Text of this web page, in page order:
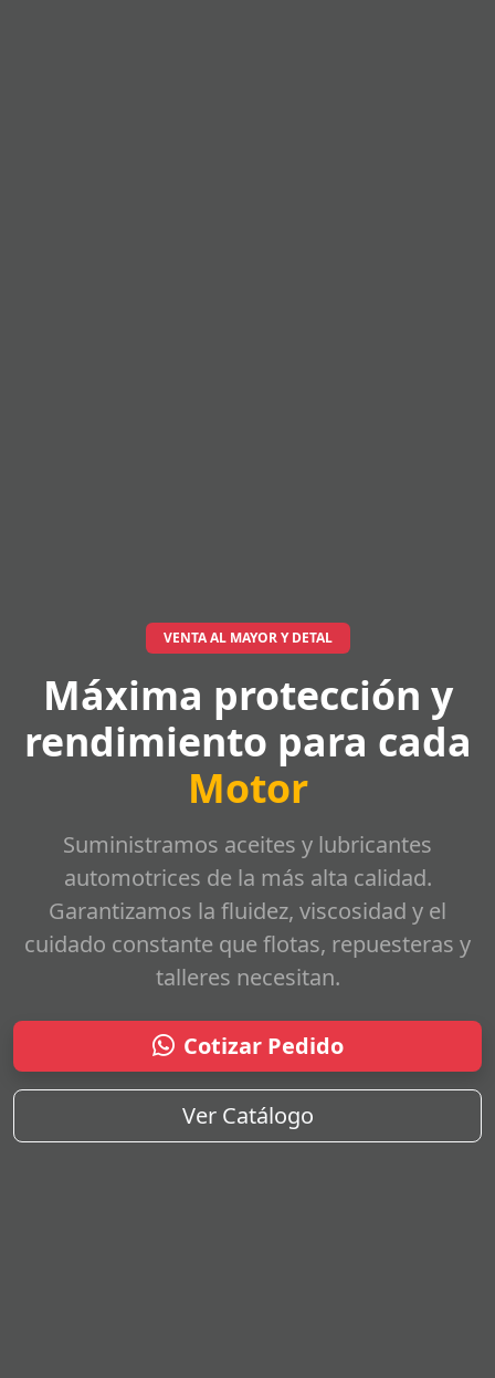
VENTA AL MAYOR Y DETAL
Máxima protección y
rendimiento para cada
Motor
Suministramos aceites y lubricantes
automotrices de la más alta calidad.
Garantizamos la fluidez, viscosidad y el
cuidado constante que flotas, repuesteras y
talleres necesitan.
Cotizar Pedido
Ver Catálogo